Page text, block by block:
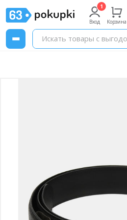
Вход Корзина